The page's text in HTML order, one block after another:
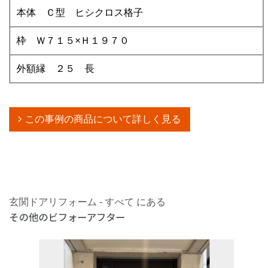
本体 Ｃ型 ヒシクロス格子
枠 Ｗ７１５×Ｈ１９７０
外額縁 ２５ 長
この事例の商品について詳しく見る
玄関ドアリフォーム - すべて にある
その他のビフォーアフター